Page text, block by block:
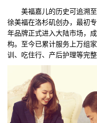
合
美福嘉儿的历史可追溯至
徐美福在洛杉矶创办，最初
年品牌正式进入大陆市场，
构。至今已累计服务上万组
训、吃住行、产后护理等完整